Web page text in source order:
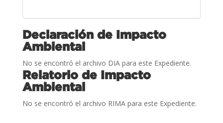
Declaración de Impacto
Ambiental
No se encontró el archivo DIA para este Expediente.
Relatorio de Impacto
Ambiental
No se encontró el archivo RIMA para este Expediente.